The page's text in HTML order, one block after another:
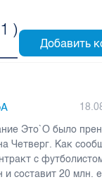
1 )
Это`О было
Четверг. Как
с
и составит 20 млн.